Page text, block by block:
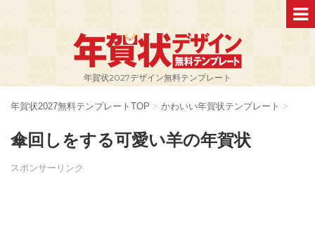
年賀状2027デザイン無料テンプレート
年賀状2027無料テンプレートTOP > かわいい年賀状テンプレート >
傘回しをする可愛い羊の年賀状
スポンサーリンク